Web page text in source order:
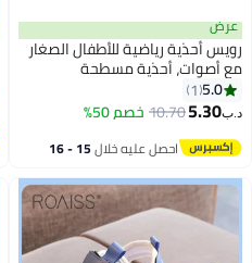
عرض
رويس أحذية رياضية للأطفال الصغار
مع أصوات، أحذية مسطحة
كلاسيكية مريحة بنقشة أرنب، أحذية
منخفضة غير قابلة للانزلاق مع إغلاق
فيلكرو، مناسبة للارتداء اليومي أو
أي مناسبة
5.0
1
د.ب‏5.30
10.70خصم 50%
احصل عليه خلال 15 - 16